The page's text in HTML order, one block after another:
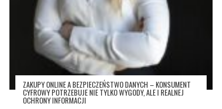
ZAKUPY ONLINE A BEZPIECZEŃSTWO DANYCH – KONSUMENT
CYFROWY POTRZEBUJE NIE TYLKO WYGODY, ALE I REALNEJ
OCHRONY INFORMACJI